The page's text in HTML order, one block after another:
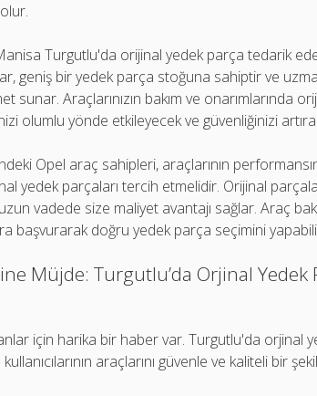
Turgutlu'da orijinal yedek parça tedarik
geniş bir yedek parça stoğuna sahiptir ve
sunar. Araçlarınızın bakım ve onarımlarında
olumlu yönde etkileyecek ve güvenliğinizi
Opel araç sahipleri, araçlarının performansını
yedek parçaları tercih etmelidir. Orijinal
vadede size maliyet avantajı sağlar. Araç
başvurarak doğru yedek parça seçimini
Müjde: Turgutlu’da Orjinal Yedek
için harika bir haber var. Turgutlu'da orjinal
araçlarını güvenle ve kaliteli bir